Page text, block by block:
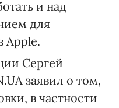
и над
для
Apple.
Сергей
заявил о том,
в частности